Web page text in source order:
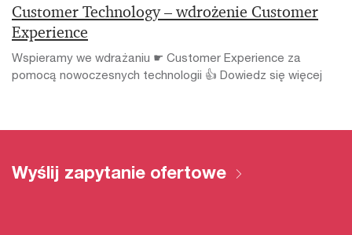
Customer Technology – wdrożenie Customer
Experience
Wspieramy we wdrażaniu ☛ Customer Experience za
pomocą nowoczesnych technologii 👍 Dowiedz się więcej
Wyślij zapytanie ofertowe